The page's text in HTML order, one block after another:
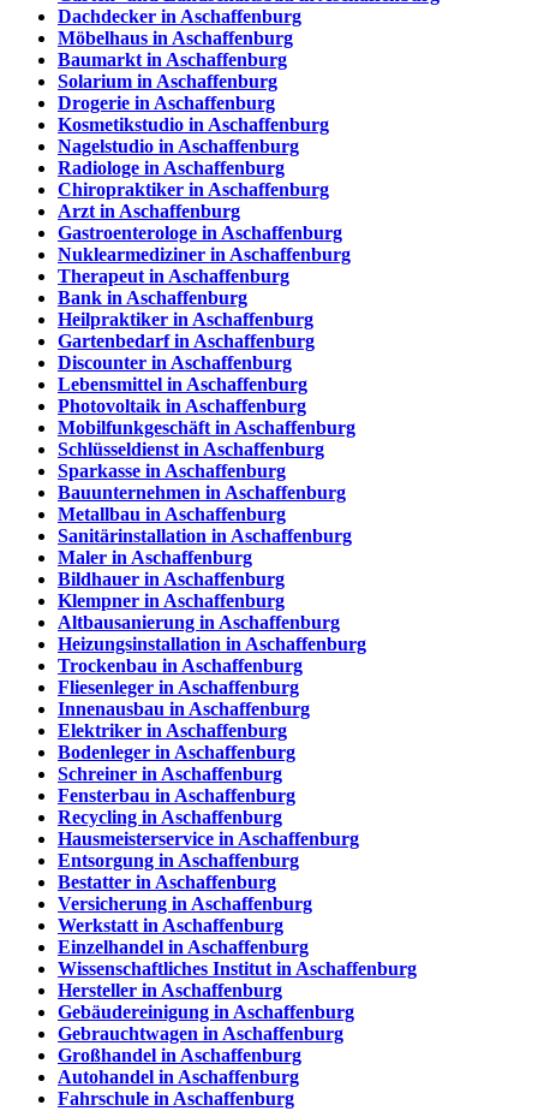
Dachdecker in Aschaffenburg
Möbelhaus in Aschaffenburg
Baumarkt in Aschaffenburg
Solarium in Aschaffenburg
Drogerie in Aschaffenburg
Kosmetikstudio in Aschaffenburg
Nagelstudio in Aschaffenburg
Radiologe in Aschaffenburg
Chiropraktiker in Aschaffenburg
Arzt in Aschaffenburg
Gastroenterologe in Aschaffenburg
Nuklearmediziner in Aschaffenburg
Therapeut in Aschaffenburg
Bank in Aschaffenburg
Heilpraktiker in Aschaffenburg
Gartenbedarf in Aschaffenburg
Discounter in Aschaffenburg
Lebensmittel in Aschaffenburg
Photovoltaik in Aschaffenburg
Mobilfunkgeschäft in Aschaffenburg
Schlüsseldienst in Aschaffenburg
Sparkasse in Aschaffenburg
Bauunternehmen in Aschaffenburg
Metallbau in Aschaffenburg
Sanitärinstallation in Aschaffenburg
Maler in Aschaffenburg
Bildhauer in Aschaffenburg
Klempner in Aschaffenburg
Altbausanierung in Aschaffenburg
Heizungsinstallation in Aschaffenburg
Trockenbau in Aschaffenburg
Fliesenleger in Aschaffenburg
Innenausbau in Aschaffenburg
Elektriker in Aschaffenburg
Bodenleger in Aschaffenburg
Schreiner in Aschaffenburg
Fensterbau in Aschaffenburg
Recycling in Aschaffenburg
Hausmeisterservice in Aschaffenburg
Entsorgung in Aschaffenburg
Bestatter in Aschaffenburg
Versicherung in Aschaffenburg
Werkstatt in Aschaffenburg
Einzelhandel in Aschaffenburg
Wissenschaftliches Institut in Aschaffenburg
Hersteller in Aschaffenburg
Gebäudereinigung in Aschaffenburg
Gebrauchtwagen in Aschaffenburg
Großhandel in Aschaffenburg
Autohandel in Aschaffenburg
Fahrschule in Aschaffenburg